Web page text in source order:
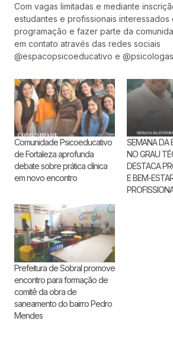
Com vagas limitadas e mediante
estudantes e profissionais interessados
programação e fazer parte da
em contato através das redes sociais
@espacopsicoeducativo e
Comunidade Psicoeducativo
de Fortaleza aprofunda
debate sobre prática clínica
em novo encontro
SEMANA DA
NO GRAU
DESTACA
E BEM-
Prefeitura de Sobral promove
encontro para formação de
comitê da obra de
saneamento do bairro Pedro
Mendes